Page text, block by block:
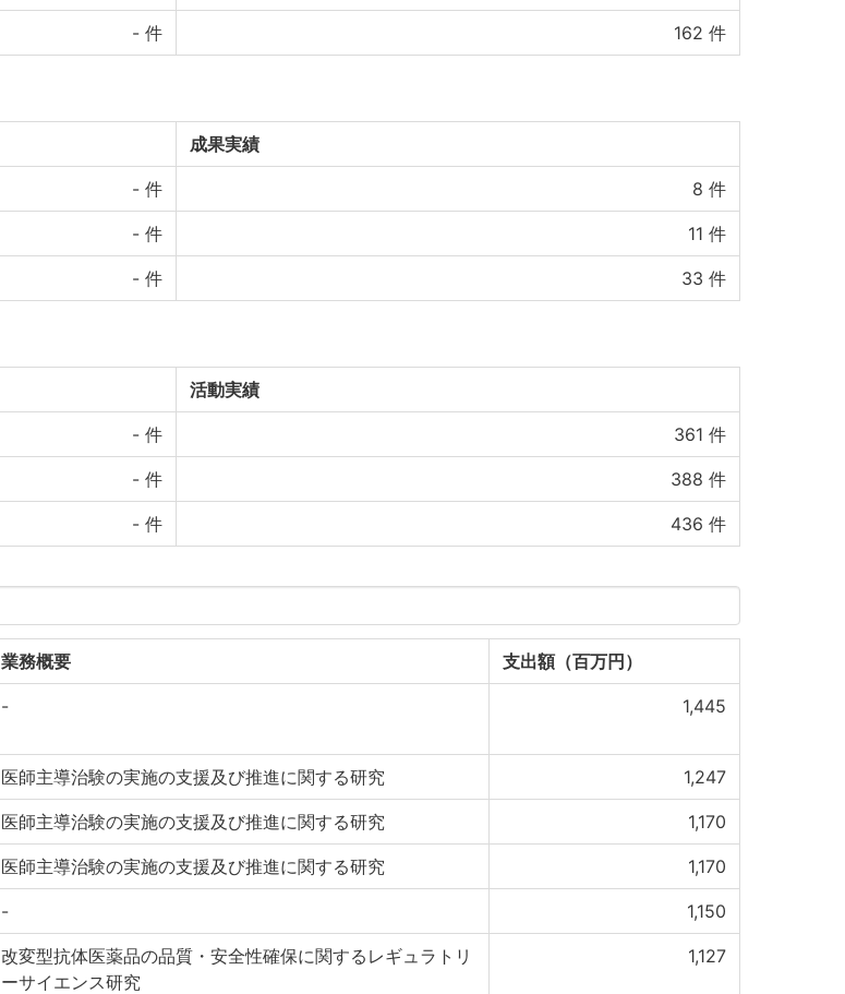
- 件 162 件
成果実績
- 件 8 件
- 件 11 件
- 件 33 件
活動実績
- 件 361 件
- 件 388 件
- 件 436 件
業務概要 支出額（百万円）
- 1,445
医師主導治験の実施の支援及び推進に関する研究 1,247
医師主導治験の実施の支援及び推進に関する研究 1,170
医師主導治験の実施の支援及び推進に関する研究 1,170
- 1,150
改変型抗体医薬品の品質・安全性確保に関するレギュラトリ
ーサイエンス研究
1,127